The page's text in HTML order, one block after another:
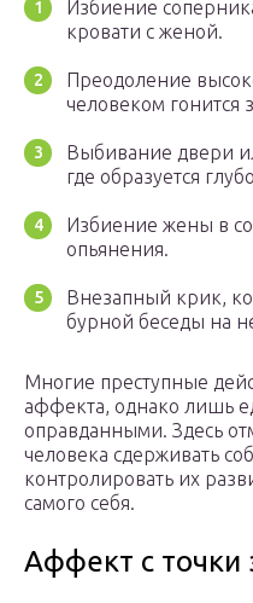
Избиение
кровати с женой.
Преодоление
человеком гонится
Выбивание двери
где образуется
Избиение жены в
опьянения.
Внезапный крик,
бурной беседы на
Многие преступные
аффекта, однако лишь
оправданными. Здесь
человека сдерживать
контролировать их
самого себя.
Аффект с точки